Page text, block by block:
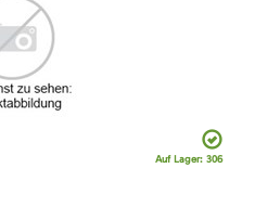
Auf Lager: 306